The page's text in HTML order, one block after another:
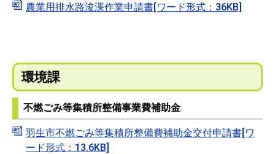
農業用排水路浚渫作業申請書[ワード形式：36KB]
環境課
不燃ごみ等集積所整備事業費補助金
羽生市不燃ごみ等集積所整備費補助金交付申請書[ワ
ード形式：13.6KB]